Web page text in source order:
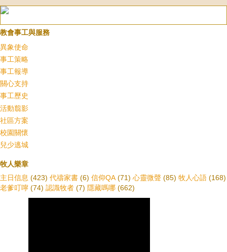
教會事工與服務
異象使命
事工策略
事工報導
關心支持
事工歷史
活動翦影
社區方案
校園關懷
兒少逃城
牧人樂章
主日信息 (423) 代禱家書 (6) 信仰QA (71) 心靈微聲 (85) 牧人心語 (168)
老爹叮嚀 (74) 認識牧者 (7) 隱藏嗎哪 (662)